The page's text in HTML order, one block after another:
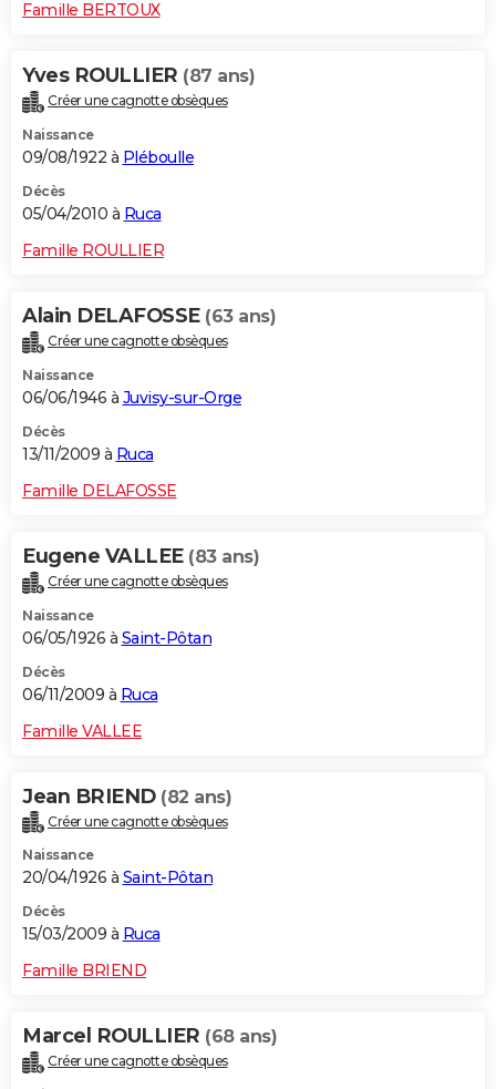
Famille BERTOUX
Yves ROULLIER (87 ans)
Créer une cagnotte obsèques
Naissance
09/08/1922 à Pléboulle
Décès
05/04/2010 à Ruca
Famille ROULLIER
Alain DELAFOSSE (63 ans)
Créer une cagnotte obsèques
Naissance
06/06/1946 à Juvisy-sur-Orge
Décès
13/11/2009 à Ruca
Famille DELAFOSSE
Eugene VALLEE (83 ans)
Créer une cagnotte obsèques
Naissance
06/05/1926 à Saint-Pôtan
Décès
06/11/2009 à Ruca
Famille VALLEE
Jean BRIEND (82 ans)
Créer une cagnotte obsèques
Naissance
20/04/1926 à Saint-Pôtan
Décès
15/03/2009 à Ruca
Famille BRIEND
Marcel ROULLIER (68 ans)
Créer une cagnotte obsèques